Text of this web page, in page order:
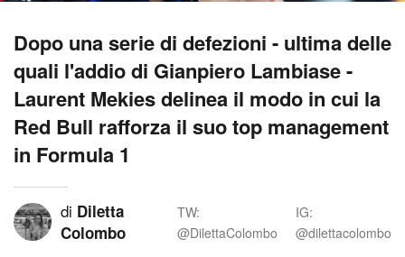
Dopo una serie di defezioni - ultima delle
quali l'addio di Gianpiero Lambiase -
Laurent Mekies delinea il modo in cui la
Red Bull rafforza il suo top management
in Formula 1
di Diletta
Colombo
TW:
@DilettaColombo
IG:
@dilettacolombo